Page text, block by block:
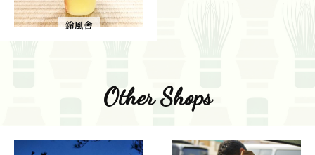
鈴風舎
Other Shops